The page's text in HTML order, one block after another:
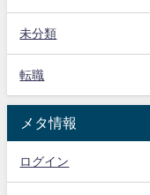
未分類
転職
メタ情報
ログイン